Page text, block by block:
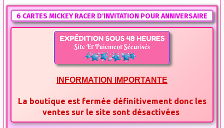
6 CARTES MICKEY RACER D'INVITATION POUR ANNIVERSAIRE
INFORMATION IMPORTANTE
La boutique est fermée définitivement donc les
ventes sur le site sont désactivées